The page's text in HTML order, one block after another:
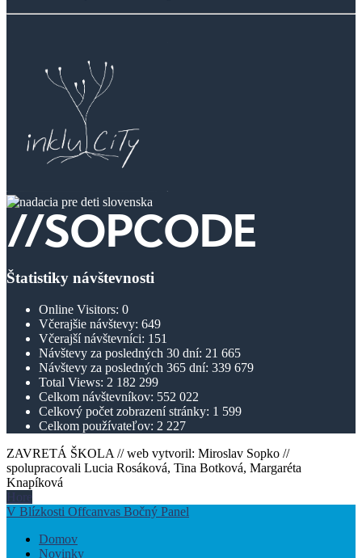
Štatistiky návštevnosti
Online Visitors: 0
Včerajšie návštevy: 649
Včerajší návštevníci: 151
Návštevy za posledných 30 dní: 21 665
Návštevy za posledných 365 dní: 339 679
Total Views: 2 182 299
Celkom návštevníkov: 552 022
Celkový počet zobrazení stránky: 1 599
Celkom používateľov: 2 227
ZAVRETÁ ŠKOLA // web vytvoril: Miroslav Sopko //
spolupracovali Lucia Rosáková, Tina Botková, Margaréta
Knapíková
Hore
V Blízkosti Offcanvas Bočný Panel
Domov
Novinky